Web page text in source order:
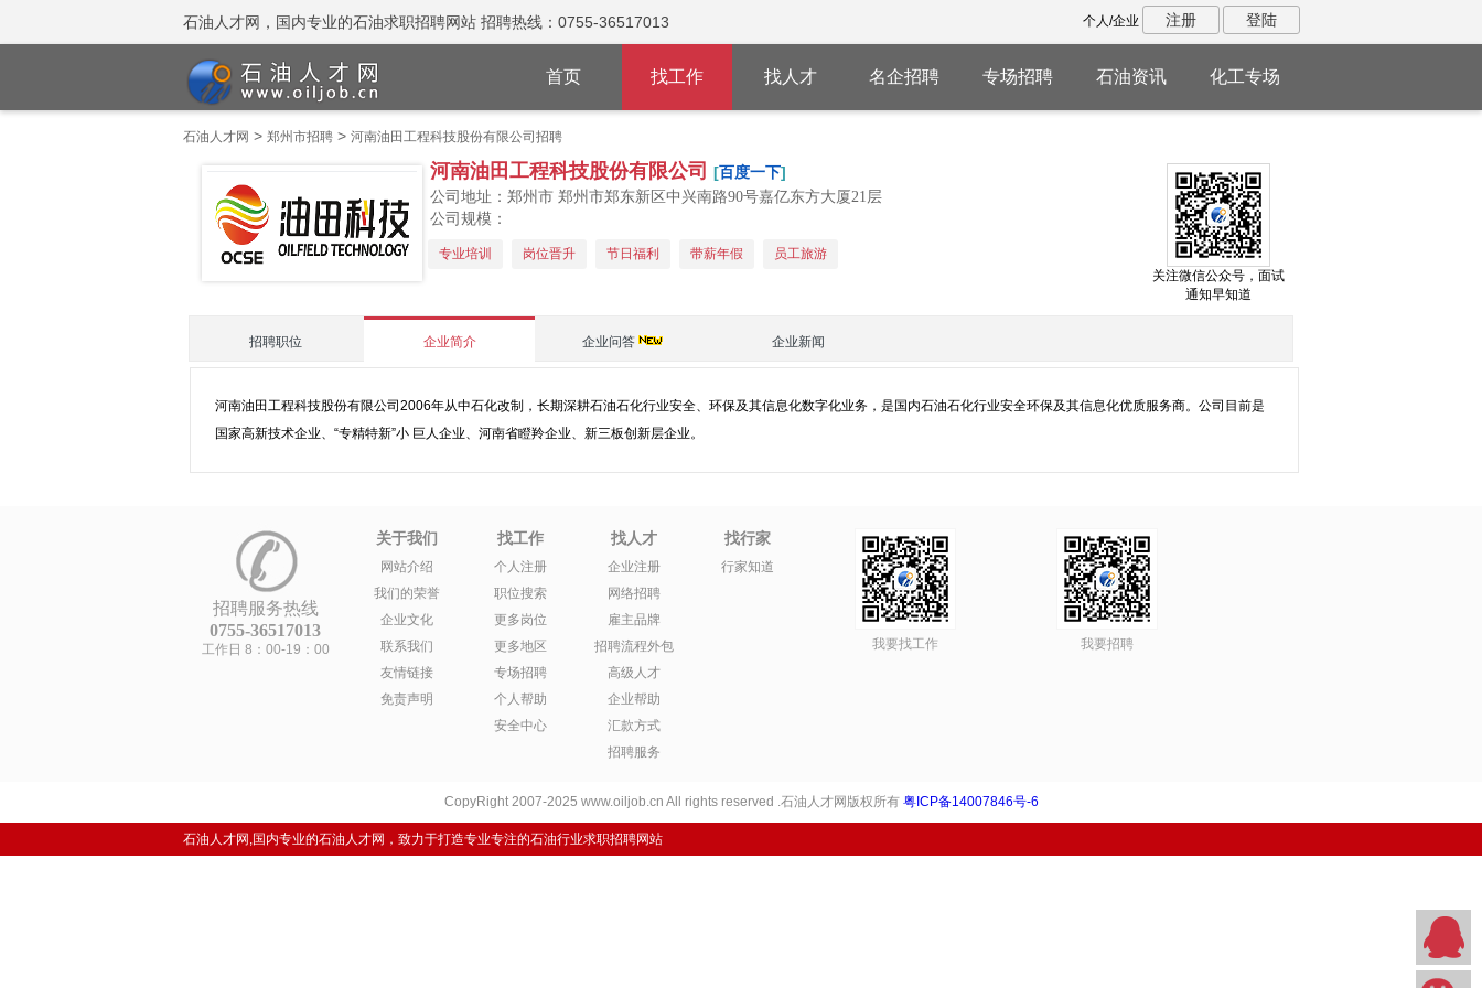
石油人才网，国内专业的石油求职招聘网站 招聘热线：0755-36517013 个人/企业 注册 登陆
首页 找工作 找人才 名企招聘 专场招聘 石油资讯 化工专场
石油人才网 > 郑州市招聘> 河南油田工程科技股份有限公司招聘
河南油田工程科技股份有限公司 [百度一下]
公司地址：郑州市 郑州市郑东新区中兴南路90号嘉亿东方大厦21层
公司规模：
专业培训 岗位晋升 节日福利 带薪年假
员工旅游
关注微信公众号，面试
通知早知道
招聘职位 企业简介 企业问答 企业新闻
河南油田工程科技股份有限公司2006年从中石化改制，长期深耕石油石化行业安全、环保及其信息化数字化业务，是国内石油石化行业安全环保及其信息化优质服务商。公司目前是
国家高新技术企业、“专精特新”小 巨人企业、河南省瞪羚企业、新三板创新层企业。
招聘服务热线
0755-36517013
工作日 8：00-19：00
关于我们
网站介绍
我们的荣誉
企业文化
联系我们
友情链接
免责声明
找工作
个人注册
职位搜索
更多岗位
更多地区
专场招聘
个人帮助
安全中心
找人才
企业注册
网络招聘
雇主品牌
招聘流程外包
高级人才
企业帮助
汇款方式
招聘服务
找行家
行家知道
我要找工作 我要招聘
CopyRight 2007-2025 www.oiljob.cn All rights reserved .石油人才网版权所有 粤ICP备14007846号-6
石油人才网,国内专业的石油人才网，致力于打造专业专注的石油行业求职招聘网站